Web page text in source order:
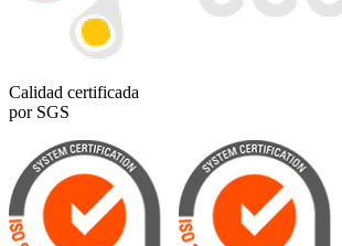
Calidad certificada
por SGS